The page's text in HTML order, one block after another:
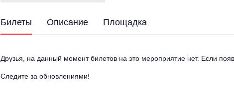
Билеты Описание Площадка
Друзья, на данный момент билетов на это мероприятие нет. Если
Следите за обновлениями!